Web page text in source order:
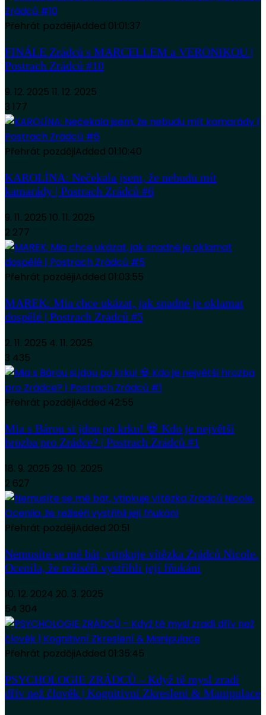
Přehrát pozdějiAdded 01:01:37
FINÁLE Zrádců s MARCELLEM a VERONIKOU |
Postrach Zrádců #10
9. 12. 2025 11. 12. 2025
3 177
Přehrát pozdějiAdded 01:10:40
KAROLÍNA: Nečekala jsem, že nebudu mít
kamarády | Postrach Zrádců #6
9. 11. 2025 10. 11. 2025
2 277
Přehrát pozdějiAdded 01:03:55
MAREK: Mia chce ukázat, jak snadné je oklamat
dospělé | Postrach Zrádců #5
2. 11. 2025 4. 11. 2025
3 435
Přehrát pozdějiAdded 42:55
Mia s Bárou si jdou po krku! 💀 Kdo je největší
hrozba pro Zrádce? | Postrach Zrádců #1
18. 9. 2025 29. 10. 2025
2 627
Přehrát pozdějiAdded 20:51
Nemusíte se mě bát, vtipkuje vítězka Zrádců Nicole.
Ocenila, že režiséři vystřihli její fňukání
10. 12. 2024 20. 3. 2025
54 304
Přehrát pozdějiAdded 01:35:45
PSYCHOLOGIE ZRÁDCŮ – Když tě mysl zradí
dřív než člověk | Kognitivní Zkreslení & Manipulace